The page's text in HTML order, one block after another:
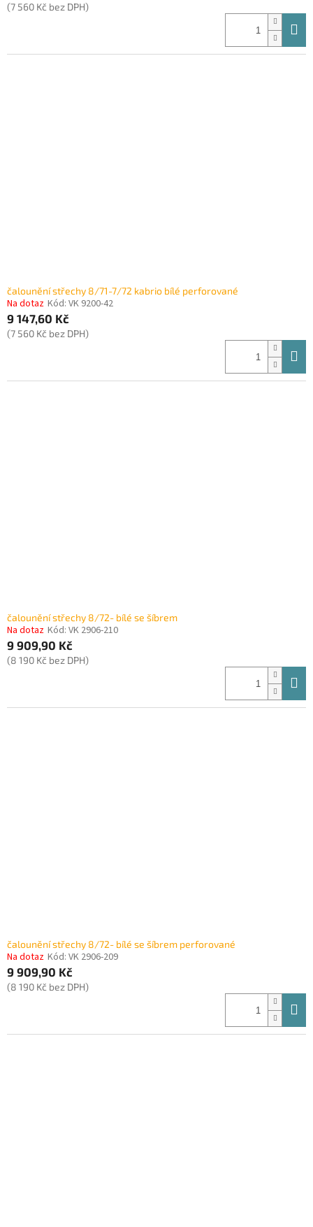
(7 560 Kč bez DPH)
čalounění střechy 8/71-7/72 kabrio bílé perforované
Na dotaz Kód: VK 9200-42
9 147,60 Kč
(7 560 Kč bez DPH)
čalounění střechy 8/72- bílé se šíbrem
Na dotaz Kód: VK 2906-210
9 909,90 Kč
(8 190 Kč bez DPH)
čalounění střechy 8/72- bílé se šíbrem perforované
Na dotaz Kód: VK 2906-209
9 909,90 Kč
(8 190 Kč bez DPH)